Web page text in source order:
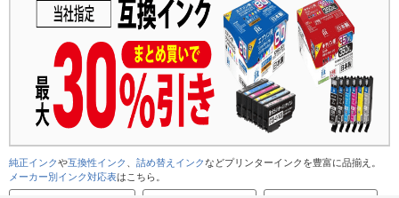
純正インクや互換性インク 詰め替えインクなどプリンターインクを豊富に品揃え。
メーカー別インク対応表はこちら。